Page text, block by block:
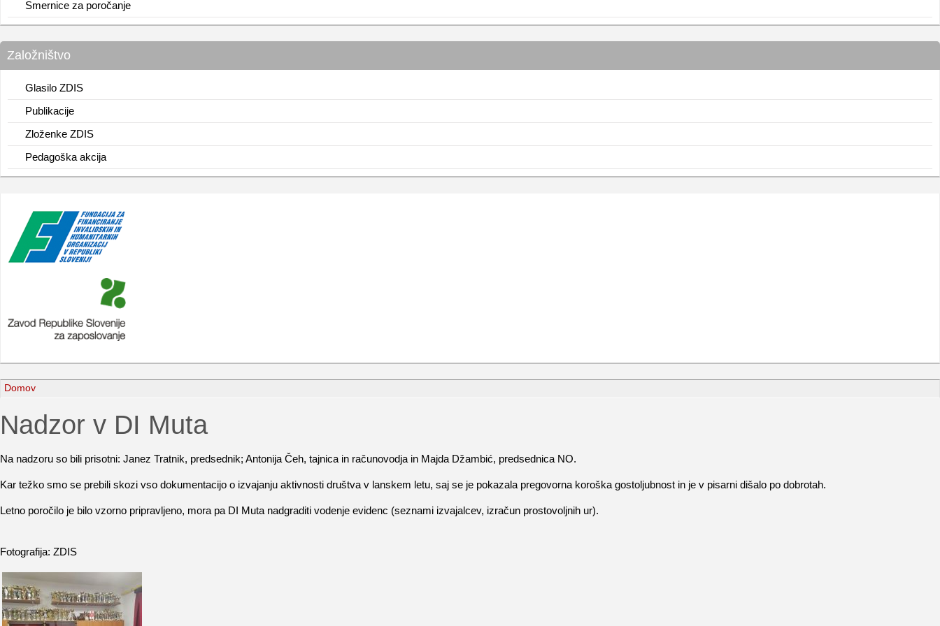
Smernice za poročanje
Založništvo
Glasilo ZDIS
Publikacije
Zloženke ZDIS
Pedagoška akcija
Domov
Nadzor v DI Muta
Na nadzoru so bili prisotni: Janez Tratnik, predsednik; Antonija Čeh, tajnica in računovodja in Majda Džambić, predsednica NO.
Kar težko smo se prebili skozi vso dokumentacijo o izvajanju aktivnosti društva v lanskem letu, saj se je pokazala pregovorna koroška gostoljubnost in je v pisarni dišalo po dobrotah.
Letno poročilo je bilo vzorno pripravljeno, mora pa DI Muta nadgraditi vodenje evidenc (seznami izvajalcev, izračun prostovoljnih ur).
Fotografija: ZDIS